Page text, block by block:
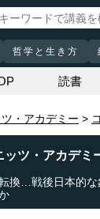
哲学と生き方
読書
・アカデミー
ッツ・アカデミ
換…戦後日本的